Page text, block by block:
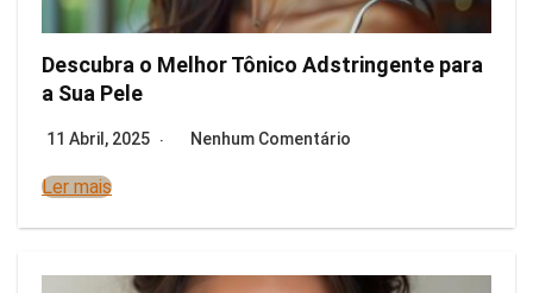
Descubra o Melhor Tônico Adstringente para
a Sua Pele
11 Abril, 2025 Nenhum Comentário
Ler mais